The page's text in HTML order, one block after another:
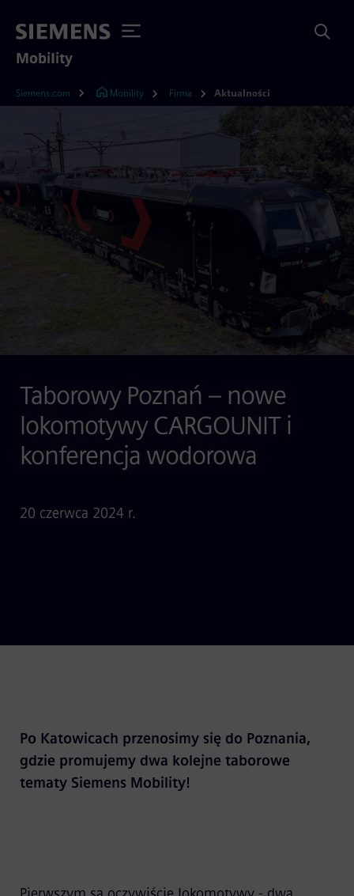
Mobility
Siemens.com Mobility Firma Aktualności
Taborowy Poznań – nowe
lokomotywy CARGOUNIT i
konferencja wodorowa
20 czerwca 2024 r.
Po Katowicach przenosimy się do Poznania,
gdzie promujemy dwa kolejne taborowe
tematy Siemens Mobility!